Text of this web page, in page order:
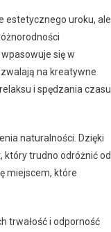
estetycznego uroku, ale
się w
na kreatywne
i spędzania czasu
naturalności. Dzięki
trudno odróżnić od
miejscem, które
trwałość i odporność